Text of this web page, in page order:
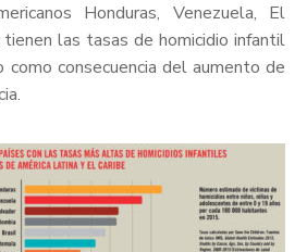
Honduras, Venezuela, El
las tasas de homicidio infantil
consecuencia del aumento de